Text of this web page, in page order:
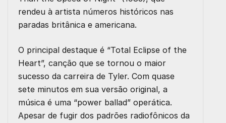
rendeu à artista números históricos nas
paradas britânica e americana.
O principal destaque é “Total Eclipse of the
Heart”, canção que se tornou o maior
sucesso da carreira de Tyler. Com quase
sete minutos em sua versão original, a
música é uma “power ballad” operática.
Apesar de fugir dos padrões radiofônicos da